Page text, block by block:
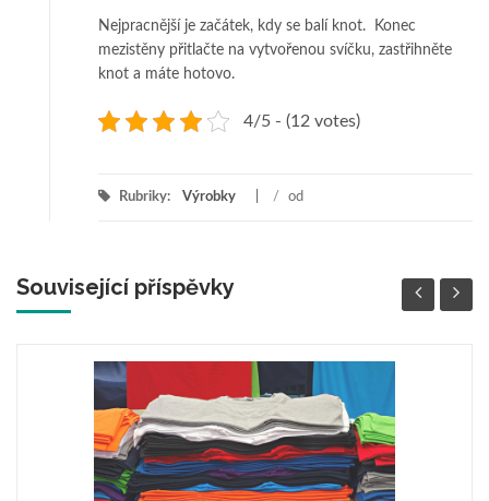
Nejpracnější je začátek, kdy se balí knot.
Konec
mezistěny přitlačte na vytvořenou svíčku, zastřihněte
knot a máte hotovo.
4/5 - (12 votes)
Rubriky: Výrobky / od
Související příspěvky